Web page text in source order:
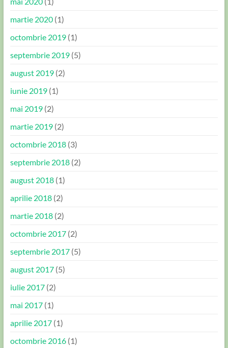
martie 2020(1)
octombrie 2019(1)
septembrie 2019(5)
august 2019(2)
iunie 2019(1)
mai 2019(2)
martie 2019(2)
octombrie 2018(3)
septembrie 2018(2)
august 2018(1)
aprilie 2018(2)
martie 2018(2)
octombrie 2017(2)
septembrie 2017(5)
august 2017(5)
iulie 2017(2)
mai 2017(1)
aprilie 2017(1)
octombrie 2016(1)